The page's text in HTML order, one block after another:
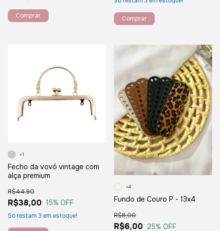
Fecho da vovó vintage com
alça premium
R$38,00
R$44,90
15% OFF
Só restam 3 em estoque!
+1
Fundo de Couro P - 13x4
R$6,00
R$8,00
25% OFF
+4